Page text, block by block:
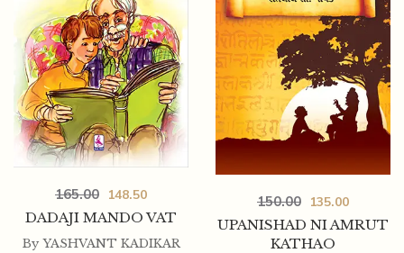
DADAJI MANDO VAT
165.00 148.50
By YASHVANT KADIKAR
UPANISHAD NI AMRUT
KATHAO
150.00 135.00